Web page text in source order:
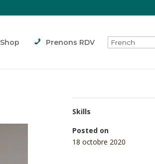
Shop Prenons RDV
Skills
Posted on
18 octobre 2020